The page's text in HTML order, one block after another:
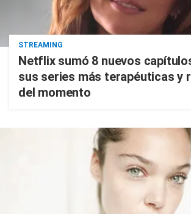
STREAMING
Netflix sumó 8 nuevos
sus series más terapéuticas y
del momento